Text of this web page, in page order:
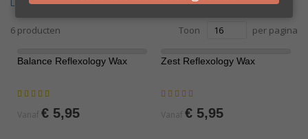
Lees meer
6 producten Toon per pagina
Balance Reflexology Wax
Waardering:
Vanaf € 5,95
Zest Reflexology Wax
Waardering:
Vanaf € 5,95